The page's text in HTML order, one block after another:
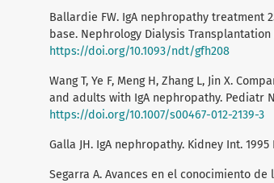
Ballardie FW. IgA nephropathy treatment
base. Nephrology Dialysis Transplantation
https://doi.org/10.1093/ndt/gfh208
Wang T, Ye F, Meng H, Zhang L, Jin X.
and adults with IgA nephropathy. Pediatr
https://doi.org/10.1007/s00467-012-2139-3
Galla JH. IgA nephropathy. Kidney Int. 1995
Segarra A. Avances en el conocimiento